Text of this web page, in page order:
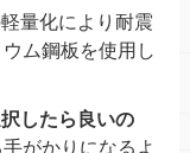
量化により耐震
ム鋼板を使用し
したら良いの
がかりになるよ